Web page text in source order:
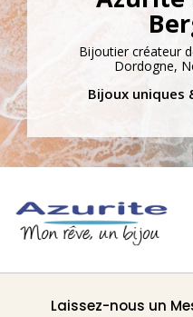
Bijoutier créateur
Dordogne,
Bijoux uniques
Laissez-nous un